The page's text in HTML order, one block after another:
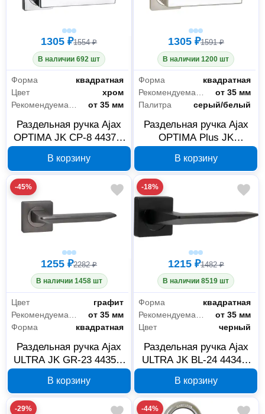
1305 ₽1554 ₽
В наличии 692 шт
Форма
квадратная
Цвет
хром
от 35 мм
Раздельная ручка Ajax
OPTIMA JK CP-8 44373,
В корзину
1305 ₽1591 ₽
В наличии 1200 шт
Форма
квадратная
от 35 мм
Палитра
серый/белый
Раздельная ручка Ajax
OPTIMA Plus JK
матовый никель/белый
В корзину
-45%
1255 ₽2282 ₽
В наличии 1458 шт
Цвет
графит
от 35 мм
Форма
квадратная
Раздельная ручка Ajax
ULTRA JK GR-23 44351,
В корзину
-18%
1215 ₽1482 ₽
В наличии 8519 шт
Форма
квадратная
от 35 мм
Цвет
черный
Раздельная ручка Ajax
ULTRA JK BL-24 44349,
В корзину
-29% -44%